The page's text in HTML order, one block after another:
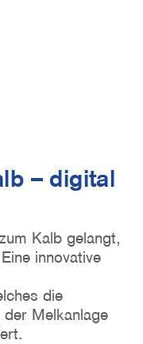
– digital
Kalb gelangt,
innovative
die
Melkanlage